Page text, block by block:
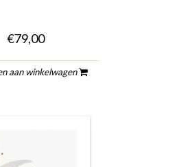
€79,00
aan winkelwagen